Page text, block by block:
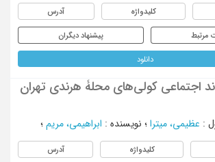
کلیدواژه آدرس
مرتبط پیشنهاد دیگران
دانلود
اجتماعی کولی‌های محلۀ هرندی تهران
: عظیمی، میترا ؛ نویسنده : ابراهیمی، مریم ؛
کلیدواژه آدرس